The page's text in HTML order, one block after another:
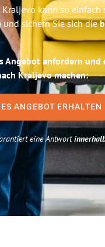
kann so einfach
und sichern Sie sich die
Angebot anfordern und
Kraljevo machen:
ANGEBOT ERHALTEN
eine Antwort